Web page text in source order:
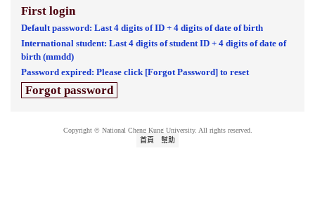
First login
Default password: Last 4 digits of ID + 4 digits of date of birth
International student: Last 4 digits of student ID + 4 digits of date of
birth (mmdd)
Password expired: Please click [Forgot Password] to reset
Forgot password
Copyright © National Cheng Kung University. All rights reserved.
首頁
幫助